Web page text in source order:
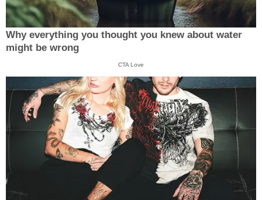
Why everything you thought you knew about water
might be wrong
CTA Love